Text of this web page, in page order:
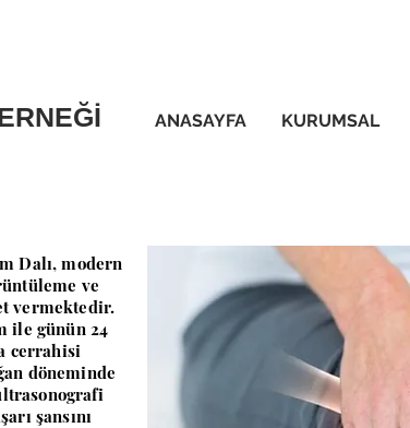
ANASAYFA KURUMSAL
Dalı, modern
ve
vermektedir.
ile günün 24
cerrahisi
döneminde
şansını